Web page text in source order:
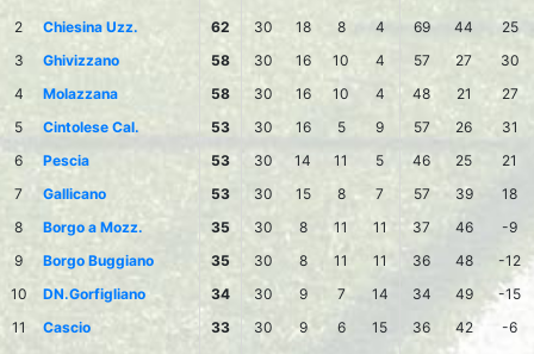
2
Chiesina Uzz. 62 30 18 8 4 69 44
25
3
Ghivizzano 58 30 16 10 4 57 27
30
4
Molazzana 58 30 16 10 4 48 21
27
5
Cintolese Cal. 53 30 16 5 9 57 26
31
6
Pescia 53 30 14 11 5 46 25
21
7
Gallicano 53 30 15 8 7 57 39
18
8
Borgo a Mozz. 35 30 8 11 11 37 46
-9
9
Borgo Buggiano 35 30 8 11 11 36 48
-12
10
DN.Gorfigliano 34 30 9 7 14 34 49
-15
11
Cascio 33 30 9 6 15 36 42
-6